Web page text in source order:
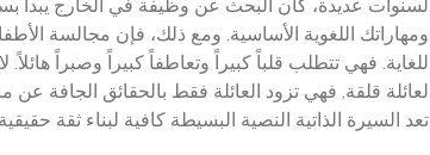
لسنوات عديدة، كان البحث عن وظيفة في الخارج يبدأ
ومهاراتك اللغوية الأساسية. ومع ذلك، فإن مجالسة
للغاية. فهي تتطلب قلباً كبيراً وتعاطفاً كبيراً وصبراً
لعائلة قلقة. فهي تزود العائلة فقط بالحقائق الجافة
تعد السيرة الذاتية النصية البسيطة كافية لبناء ثقة